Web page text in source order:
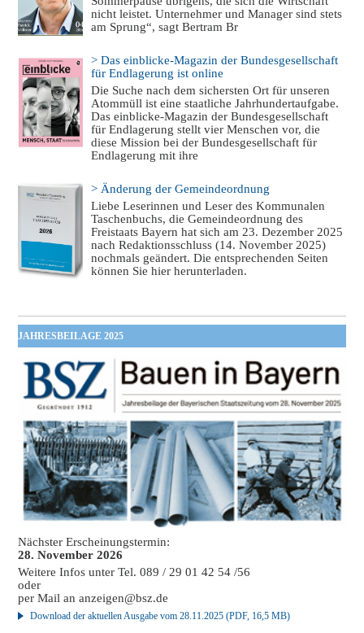
nicht leistet. Unternehmer und Manager sind stets
am Sprung“, sagt Bertram Br
> Das einblicke-Magazin der Bundesgesellschaft
für Endlagerung ist online
Die Suche nach dem sichersten Ort für unseren
Atommüll ist eine staatliche Jahrhundertaufgabe.
Das einblicke-Magazin der Bundesgesellschaft
für Endlagerung stellt vier Menschen vor, die
diese Mission bei der Bundesgesellschaft für
Endlagerung mit ihre
> Änderung der Gemeindeordnung
Liebe Leserinnen und Leser des Kommunalen
Taschenbuchs, die Gemeindeordnung des
Freistaats Bayern hat sich am 23. Dezember 2025
nach Redaktionsschluss (14. November 2025)
nochmals geändert. Die entsprechenden Seiten
können Sie hier herunterladen.
JAHRESBEILAGE 2025
Nächster Erscheinungstermin:
28. November 2026
Weitere Infos unter Tel. 089 / 29 01 42 54 /56
oder
per Mail ananzeigen@bsz.de
Download der aktuellen Ausgabe vom 28.11.2025 (PDF, 16,5 MB)